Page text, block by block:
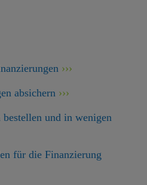
absichern
und in wenigen
für die Finanzierung